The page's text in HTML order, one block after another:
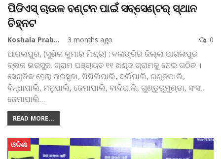
ପିଡିଏସ୍‌ ଚାଉଳ ବଣ୍ଟନ ପାଇଁ ସବ୍‌ସେଣ୍ଟର୍ ସ୍ଥାନ
ଚିହ୍ନଟ
Koshala Prabaha 3 months ago 0
ଆଗଲପୁର, (ସୁଶିଳ କୁମାର ମିଶ୍ର) : ବଲାଙ୍ଗିର ଜିଲ୍ଲା ଆଗଲପୁର
ବ୍ଲକ ଭରସୁଜା ଗ୍ରାମ ପଞ୍ଚାୟତ ୧୧ ଖଣ୍ଡ ଗ୍ରାମକୁ ନେଇ ଗଠିତ ।
ସେଗୁଡିକ ହେଲା ଭରସୁଜା, ପିପିଲିପାଲି, ଦର୍ଲିପାଲି, ଗଣ୍ଡପାଲି,
ବିନ୍ଧାପାଲି, ମନୁପାଲି, ଜେମାପାଲି, ବାଦିପାଲି, ଗୁଣ୍ଡୁରୁମୁଣ୍ଡା, ସଂସା,
ଜେମାପାଲି…
READ MORE...
ଓଡିଶା